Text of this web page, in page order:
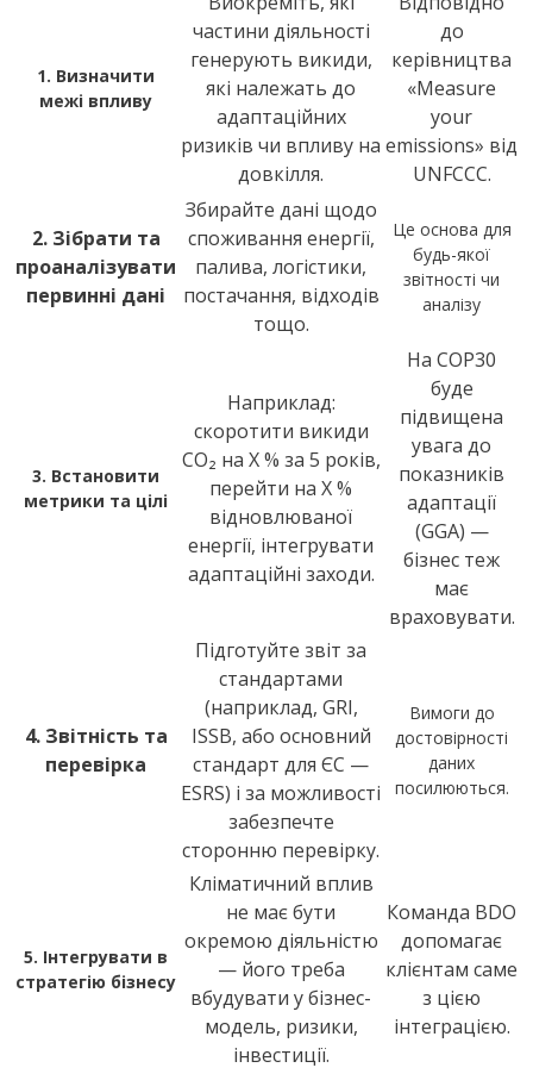
1. Визначити
межі впливу
частини діяльності
генерують викиди,
які належать до
адаптаційних
ризиків чи впливу на
довкілля.
до
керівництва
«Measure
your
emissions» від
UNFCCC.
2. Зібрати та
проаналізувати
первинні дані
Збирайте дані щодо
споживання енергії,
палива, логістики,
постачання, відходів
тощо.
Це основа для
будь-якої
звітності чи
аналізу
3. Встановити
метрики та цілі
Наприклад:
скоротити викиди
CO₂ на Х % за 5 років,
перейти на Х %
відновлюваної
енергії, інтегрувати
адаптаційні заходи.
На COP30
буде
підвищена
увага до
показників
адаптації
(GGA) —
бізнес теж
має
враховувати.
4. Звітність та
перевірка
Підготуйте звіт за
стандартами
(наприклад, GRI,
ISSB, або основний
стандарт для ЄС —
ESRS) і за можливості
забезпечте
сторонню перевірку.
Вимоги до
достовірності
даних
посилюються.
5. Інтегрувати в
стратегію бізнесу
Кліматичний вплив
не має бути
окремою діяльністю
— його треба
вбудувати у бізнес-
модель, ризики,
інвестиції.
Команда BDO
допомагає
клієнтам саме
з цією
інтеграцією.